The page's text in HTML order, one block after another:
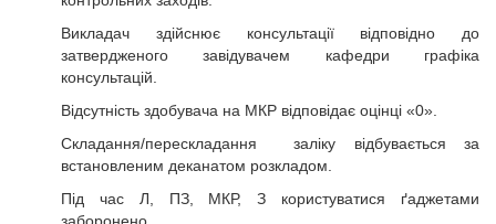
Викладач здійснює консультації відповідно до
затвердженого завідувачем кафедри графіка
консультацій.
Відсутність здобувача на МКР відповідає оцінці «0».
Складання/перескладання заліку відбувається за
встановленим деканатом розкладом.
Під час Л, ПЗ, МКР, З користуватися ґаджетами